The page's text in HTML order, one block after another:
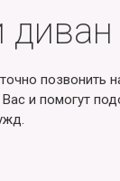
позвонить
и помогут